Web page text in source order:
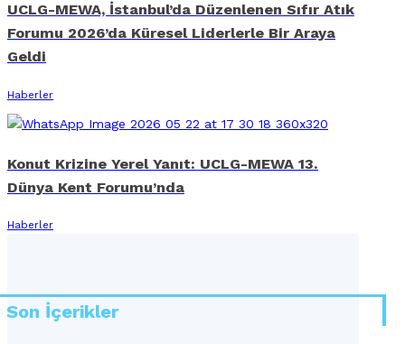
UCLG-MEWA, İstanbul’da Düzenlenen Sıfır Atık
Forumu 2026’da Küresel Liderlerle Bir Araya
Geldi
Haberler
Konut Krizine Yerel Yanıt: UCLG-MEWA 13.
Dünya Kent Forumu’nda
Haberler
Son İçerikler